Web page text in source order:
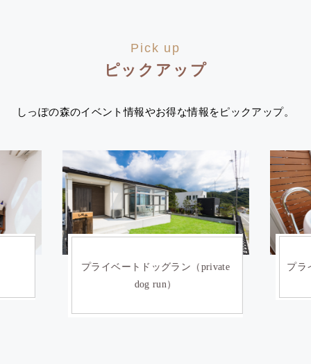
Pick up
ピックアップ
しっぽの森のイベント情報やお得な情報をピックアップ。
プライベートドッグラン（private
dog run）
プラ